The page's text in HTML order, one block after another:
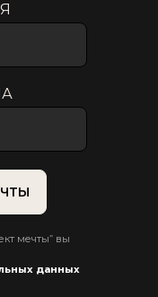
мечты” вы
данных